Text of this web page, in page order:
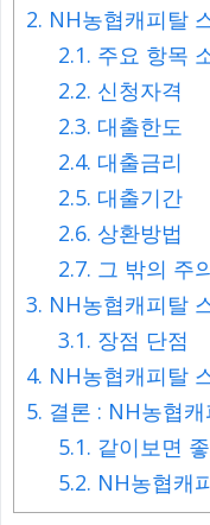
2. NH농협캐피탈
2.1. 주요 항목
2.2. 신청자격
2.3. 대출한도
2.4. 대출금리
2.5. 대출기간
2.6. 상환방법
2.7. 그 밖의 주
3. NH농협캐피탈
3.1. 장점 단점
4. NH농협캐피탈
5. 결론 : NH농협
5.1. 같이보면
5.2. NH농협캐